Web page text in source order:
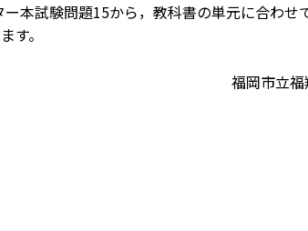
本試験問題15から，教科書の単元に合わ
す。
福岡市立